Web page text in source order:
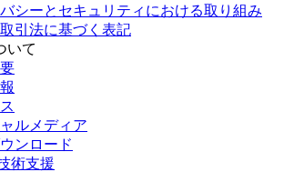
シーとセキュリティにおける取り組み
引法に基づく表記
いて
ルメディア
ンロード
術支援